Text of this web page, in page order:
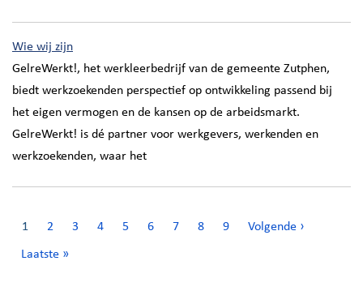
Wie wij zijn
GelreWerkt!, het werkleerbedrijf van de gemeente Zutphen,
biedt werkzoekenden perspectief op ontwikkeling passend bij
het eigen vermogen en de kansen op de arbeidsmarkt.
GelreWerkt! is dé partner voor werkgevers, werkenden en
werkzoekenden, waar het
Huidige
1 Page
2 Page
3 Page
4 Page
5 Page
6 Page
7 Page
8 Page
9
Volgende
Volgende ›
Laatste
Laatste »